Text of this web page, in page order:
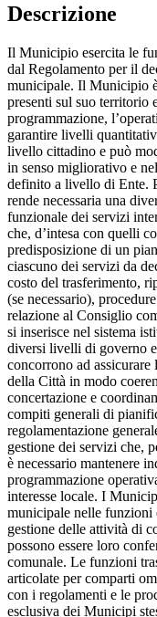
Descrizione
Il Municipio esercita le
dal Regolamento per il
municipale. Il Municipio
presenti sul suo territorio
programmazione,
garantire livelli
livello cittadino e può
in senso migliorativo e
definito a livello di Ente.
rende necessaria una
funzionale dei servizi
che, d’intesa con quelli
predisposizione di un
ciascuno dei servizi da
costo del trasferimento,
(se necessario),
relazione al Consiglio
si inserisce nel sistema
diversi livelli di governo
concorrono ad
della Città in modo
concertazione e
compiti generali di
regolamentazione
gestione dei servizi che,
è necessario mantenere
programmazione
interesse locale. I
municipale nelle funzioni
gestione delle attività di
possono essere loro
comunale. Le funzioni
articolate per comparti
con i regolamenti e le
esclusiva dei Municipi